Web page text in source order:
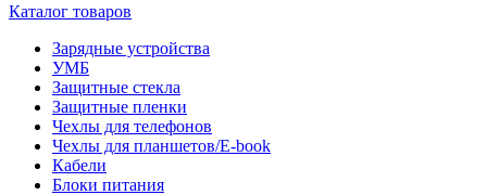
Каталог товаров
Зарядные устройства
УМБ
Защитные стекла
Защитные пленки
Чехлы для телефонов
Чехлы для планшетов/E-book
Кабели
Блоки питания